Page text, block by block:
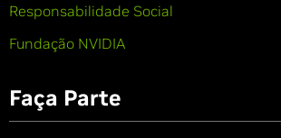
Responsabilidade Social
Fundação NVIDIA
Faça Parte